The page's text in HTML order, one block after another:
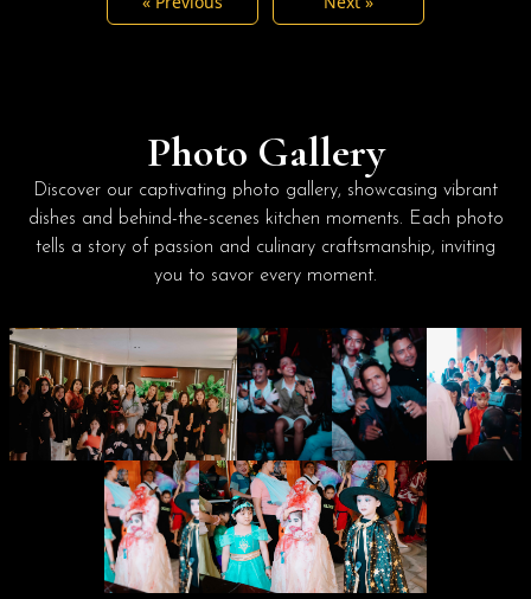
Photo Gallery
Discover our captivating photo gallery, showcasing vibrant
dishes and behind-the-scenes kitchen moments. Each photo
tells a story of passion and culinary craftsmanship, inviting
you to savor every moment.